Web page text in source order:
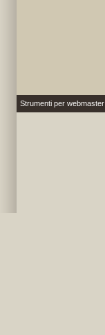
Strumenti per webmaster